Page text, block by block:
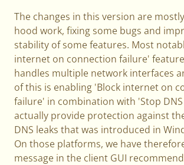
The changes in this version are
hood work, fixing some bugs and
stability of some features. Most
internet on connection failure'
handles multiple network interfaces
of this is enabling 'Block internet on
failure' in combination with 'Stop DNS
actually provide protection against
DNS leaks that was introduced in
On those platforms, we have
message in the client GUI